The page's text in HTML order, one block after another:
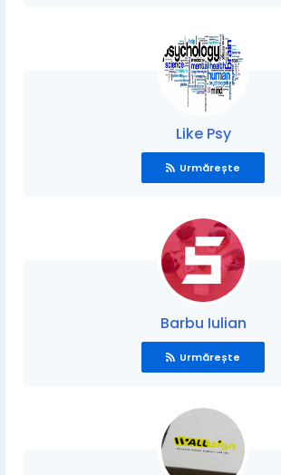
Like Psy
Urmărește
Barbu Iulian
Urmărește